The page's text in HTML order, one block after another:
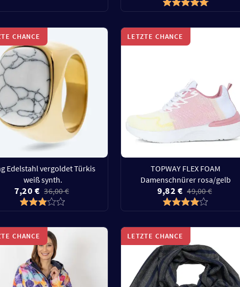
CHANCE
Edelstahl vergoldet Türkis
weiß synth.
7,20 € 36,00 €
LETZTE CHANCE
TOPWAY FLEX FOAM
Damenschnürer rosa/gelb
9,82 € 49,00 €
CHANCE LETZTE CHANCE